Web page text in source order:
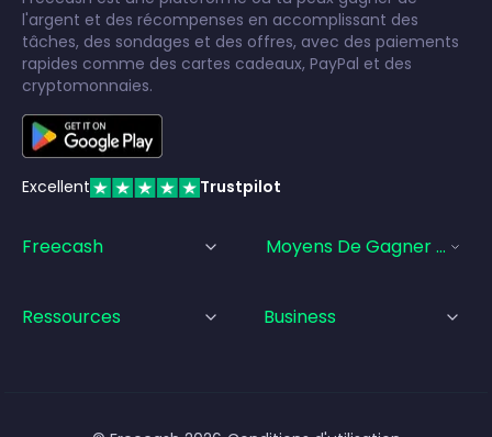
l'argent et des récompenses en accomplissant des
tâches, des sondages et des offres, avec des paiements
rapides comme des cartes cadeaux, PayPal et des
cryptomonnaies.
Excellent Trustpilot
Freecash Moyens De Gagner De
Ressources Business